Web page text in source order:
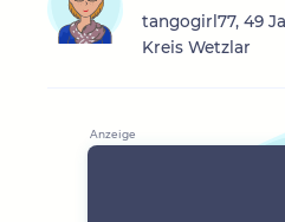
tangogirl77, 49
Kreis Wetzlar